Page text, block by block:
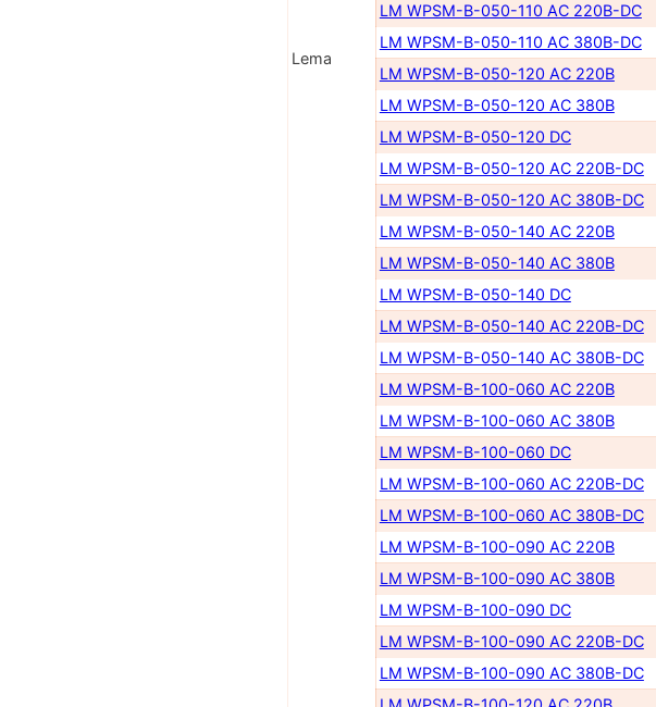
Lema
LM WPSM-B-050-110 AC 220В-DC
LM WPSM-B-050-110 AC 380В-DC
LM WPSM-B-050-120 AC 220В
LM WPSM-B-050-120 AC 380В
LM WPSM-B-050-120 DC
LM WPSM-B-050-120 AC 220В-DC
LM WPSM-B-050-120 AC 380В-DC
LM WPSM-B-050-140 AC 220В
LM WPSM-B-050-140 AC 380В
LM WPSM-B-050-140 DC
LM WPSM-B-050-140 AC 220В-DC
LM WPSM-B-050-140 AC 380В-DC
LM WPSM-B-100-060 AC 220В
LM WPSM-B-100-060 AC 380В
LM WPSM-B-100-060 DC
LM WPSM-B-100-060 AC 220В-DC
LM WPSM-B-100-060 AC 380В-DC
LM WPSM-B-100-090 AC 220В
LM WPSM-B-100-090 AC 380В
LM WPSM-B-100-090 DC
LM WPSM-B-100-090 AC 220B-DC
LM WPSM-B-100-090 AC 380B-DC